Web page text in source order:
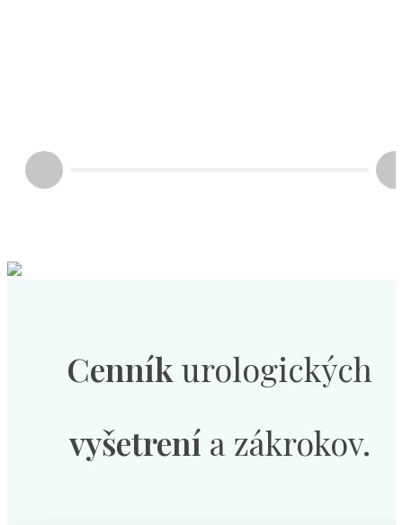
Cenník urologických
vyšetrení a zákrokov.